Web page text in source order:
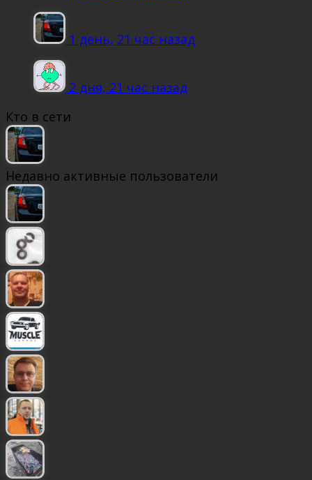
1 день, 21 час назад
2 дня, 21 час назад
Кто в сети
Недавно активные пользователи